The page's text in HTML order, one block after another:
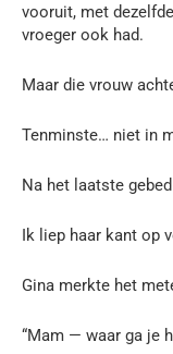
vooruit, met
vroeger ook had.
Maar die vrouw
Tenminste… niet in
Na het laatste
Ik liep haar kant op
Gina merkte het
“Mam — waar ga je